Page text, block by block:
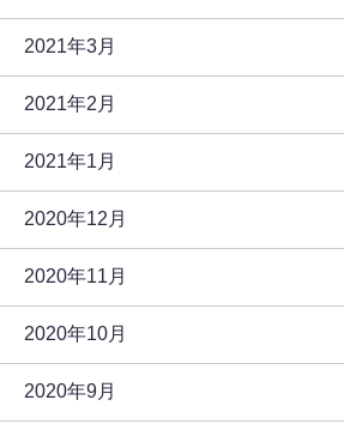
2021年3月
2021年2月
2021年1月
2020年12月
2020年11月
2020年10月
2020年9月